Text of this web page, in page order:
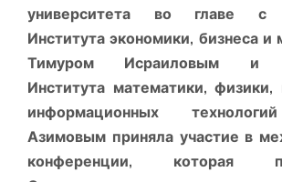
университета во главе с
Института экономики, бизнеса
Тимуром Исраиловым и
Института математики,
информационных
Азимовым приняла участие в
конференции,